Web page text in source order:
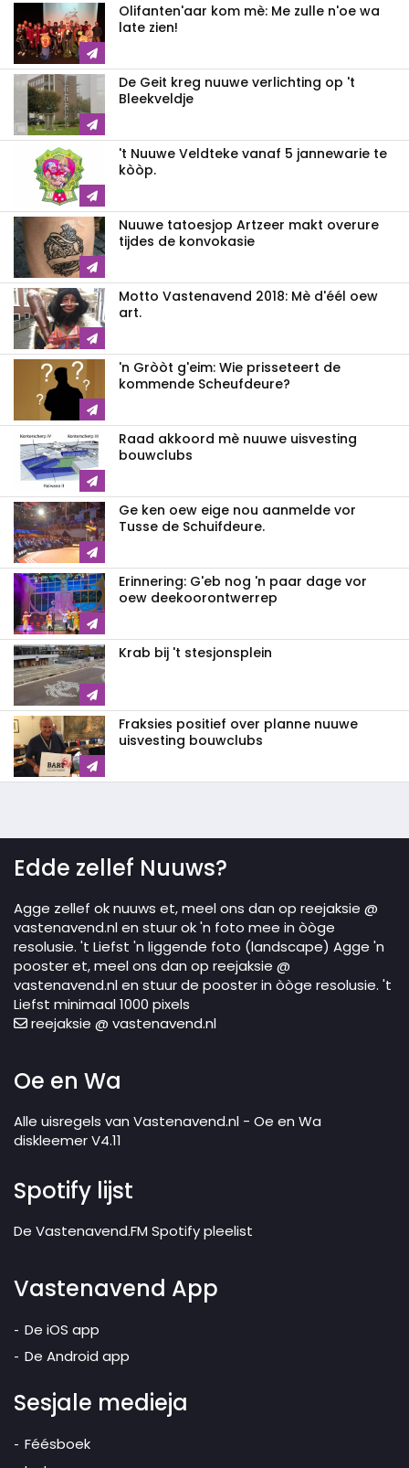
Olifanten'aar kom mè: Me zulle n'oe wa
late zien!
De Geit kreg nuuwe verlichting op 't
Bleekveldje
't Nuuwe Veldteke vanaf 5 jannewarie te
kòòp.
Nuuwe tatoesjop Artzeer makt overure
tijdes de konvokasie
Motto Vastenavend 2018: Mè d'éél oew
art.
'n Gròòt g'eim: Wie prisseteert de
kommende Scheufdeure?
Raad akkoord mè nuuwe uisvesting
bouwclubs
Ge ken oew eige nou aanmelde vor
Tusse de Schuifdeure.
Erinnering: G'eb nog 'n paar dage vor
oew deekoorontwerrep
Krab bij 't stesjonsplein
Fraksies positief over planne nuuwe
uisvesting bouwclubs
Edde zellef Nuuws?
Agge zellef ok nuuws et, meel ons dan op reejaksie @
vastenavend.nl en stuur ok 'n foto mee in òòge
resolusie. 't Liefst 'n liggende foto (landscape) Agge 'n
pooster et, meel ons dan op reejaksie @
vastenavend.nl en stuur de pooster in òòge resolusie. 't
Liefst minimaal 1000 pixels
reejaksie @ vastenavend.nl
Oe en Wa
Alle uisregels van Vastenavend.nl - Oe en Wa
diskleemer V4.11
Spotify lijst
De Vastenavend.FM Spotify pleelist
Vastenavend App
De iOS app
De Android app
Sesjale medieja
Féésboek